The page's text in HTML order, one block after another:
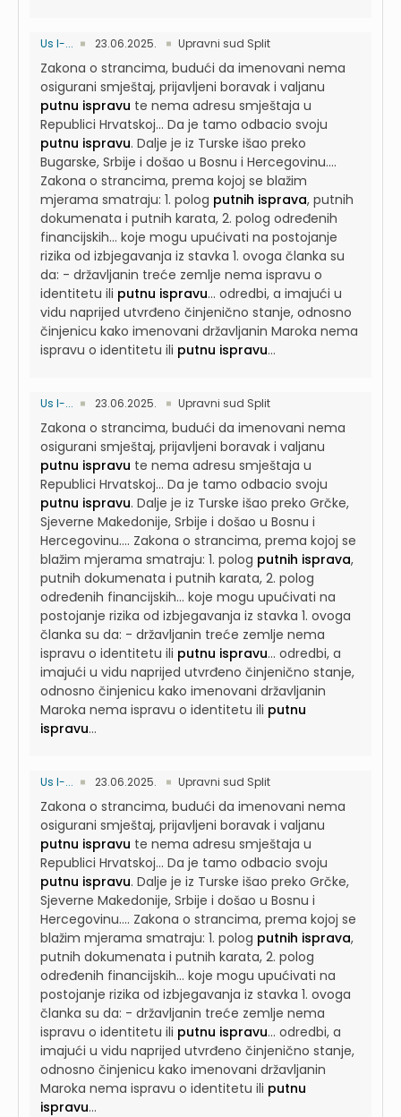
Us I-... 23.06.2025. Upravni sud Split
Zakona o strancima, budući da imenovani nema
osigurani smještaj, prijavljeni boravak i valjanu
putnu ispravu te nema adresu smještaja u
Republici Hrvatskoj... Da je tamo odbacio svoju
putnu ispravu. Dalje je iz Turske išao preko
Bugarske, Srbije i došao u Bosnu i Hercegovinu....
Zakona o strancima, prema kojoj se blažim
mjerama smatraju: 1. polog putnih isprava, putnih
dokumenata i putnih karata, 2. polog određenih
financijskih... koje mogu upućivati na postojanje
rizika od izbjegavanja iz stavka 1. ovoga članka su
da: - državljanin treće zemlje nema ispravu o
identitetu ili putnu ispravu... odredbi, a imajući u
vidu naprijed utvrđeno činjenično stanje, odnosno
činjenicu kako imenovani državljanin Maroka nema
ispravu o identitetu ili putnu ispravu...
Us I-... 23.06.2025. Upravni sud Split
Zakona o strancima, budući da imenovani nema
osigurani smještaj, prijavljeni boravak i valjanu
putnu ispravu te nema adresu smještaja u
Republici Hrvatskoj... Da je tamo odbacio svoju
putnu ispravu. Dalje je iz Turske išao preko Grčke,
Sjeverne Makedonije, Srbije i došao u Bosnu i
Hercegovinu.... Zakona o strancima, prema kojoj se
blažim mjerama smatraju: 1. polog putnih isprava,
putnih dokumenata i putnih karata, 2. polog
određenih financijskih... koje mogu upućivati na
postojanje rizika od izbjegavanja iz stavka 1. ovoga
članka su da: - državljanin treće zemlje nema
ispravu o identitetu ili putnu ispravu... odredbi, a
imajući u vidu naprijed utvrđeno činjenično stanje,
odnosno činjenicu kako imenovani državljanin
Maroka nema ispravu o identitetu ili putnu
ispravu...
Us I-... 23.06.2025. Upravni sud Split
Zakona o strancima, budući da imenovani nema
osigurani smještaj, prijavljeni boravak i valjanu
putnu ispravu te nema adresu smještaja u
Republici Hrvatskoj... Da je tamo odbacio svoju
putnu ispravu. Dalje je iz Turske išao preko Grčke,
Sjeverne Makedonije, Srbije i došao u Bosnu i
Hercegovinu.... Zakona o strancima, prema kojoj se
blažim mjerama smatraju: 1. polog putnih isprava,
putnih dokumenata i putnih karata, 2. polog
određenih financijskih... koje mogu upućivati na
postojanje rizika od izbjegavanja iz stavka 1. ovoga
članka su da: - državljanin treće zemlje nema
ispravu o identitetu ili putnu ispravu... odredbi, a
imajući u vidu naprijed utvrđeno činjenično stanje,
odnosno činjenicu kako imenovani državljanin
Maroka nema ispravu o identitetu ili putnu
ispravu...